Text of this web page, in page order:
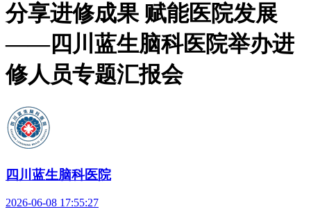
分享进修成果 赋能医院发展
——四川蓝生脑科医院举办进
修人员专题汇报会
四川蓝生脑科医院
2026-06-08 17:55:27